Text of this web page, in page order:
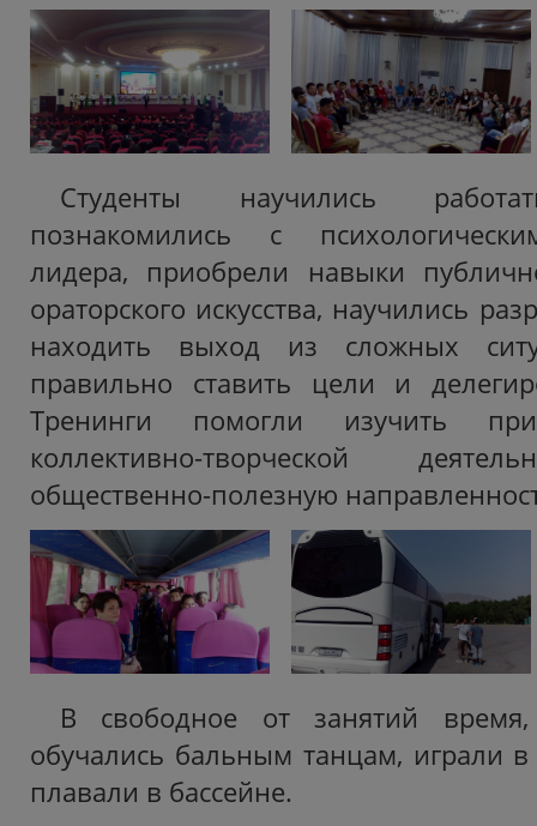
Студенты научились
познакомились с
лидера, приобрели навыки
ораторского искусства, научились
находить выход из сложных
правильно ставить цели и
Тренинги помогли изучить
коллективно-творческой
общественно-полезную
В свободное от занятий
обучались бальным танцам, играли
плавали в бассейне.